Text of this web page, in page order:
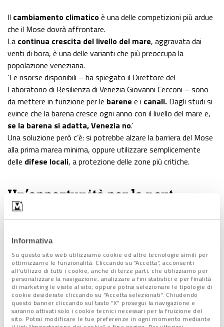
Informativa
Su questo sito web utilizziamo cookie ed altre tecnologie simili per
ottimizzarne le funzionalità. Cliccando su “Accetta”, acconsenti
all’utilizzo di tutti i cookie, anche di terze parti, che utilizziamo per
personalizzare la navigazione, analizzare a fini statistici e per finalità
di marketing le visite al sito; oppure potrai selezionare le tipologie di
cookie desiderate cliccando su "Accetta selezionati". Chiudendo
questo banner cliccando sul tasto “X” prosegui la navigazione e
saranno attivati solo i cookie tecnici necessari per la fruizione del
sito. Potrai modificare le tue preferenze in ogni momento mediante
Il cambiamento climaticoè una delle competizioni più ardue
che il Mose dovrà affrontare.
La continua crescita del livello del mare, aggravata dai
venti di bora, è una delle varianti che più preoccupa la
popolazione veneziana.
‘Le risorse disponibili – ha spiegato il Direttore del
Laboratorio di Resilienza di Venezia Giovanni Cecconi – sono
da mettere in funzione per le barene e i canali. Dagli studi si
evince che la barena cresce ogni anno con il livello del mare e,
se la barena si adatta, Venezia no.’
Una soluzione però c’è: si potrebbe alzare la barriera del Mose
alla prima marea minima, oppure utilizzare semplicemente
delle difese locali, a protezione delle zone più critiche.
Un’opportunità per la next
generation
sempre l’attenzione sulla
futuro della next generation. Per combattere i
cambiamenti climatici c’è bisogno di una grande operazione
culturale che si basi suscienza, tecnica e resilienza. il
MoSE –ha continuato- è un’opera che va terminata e che può
contemplare la salvaguardia e la portualità di Venezia”.
A riporre un ulteriore accento sulla manutenzione del colosso-